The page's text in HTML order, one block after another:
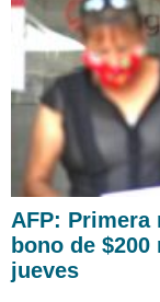
AFP:
bono de
jueves